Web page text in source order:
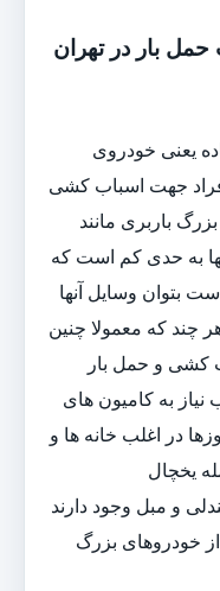
حمل بار در تهران
یعنی خودروی
جهت اسباب کشی
باربری مانند
به حدی کم است که
بتوان وسایل آنها
چند که معمولا چنین
کشی و حمل بار
به کامیون های
در اغلب خانه ها و
یخچال
و مبل وجود دارند
از خودروهای بزرگ